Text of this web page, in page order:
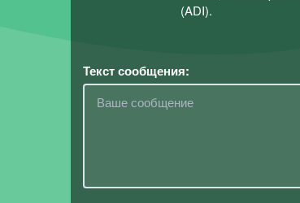
(ADI).
Текст сообщения: